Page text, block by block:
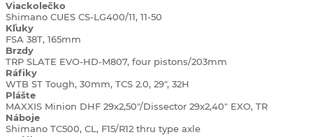
Viackolečko
Shimano CUES CS-LG400/11, 11-50
Kľuky
FSA 38T, 165mm
Brzdy
TRP SLATE EVO-HD-M807, four pistons/203mm
Ráfiky
WTB ST Tough, 30mm, TCS 2.0, 29", 32H
Plášte
MAXXIS Minion DHF 29x2,50"/Dissector 29x2,40" EXO, TR
Náboje
Shimano TC500, CL, F15/R12 thru type axle